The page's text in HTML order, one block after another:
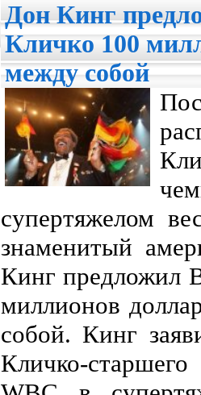
Дон Кинг
Кличко 100
между собой
супертяжелом
знаменитый
Кинг предложил
миллионов
собой. Кинг
Кличко-